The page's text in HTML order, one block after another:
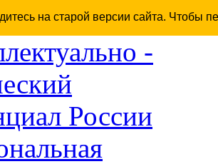
на старой версии сайта. Чтобы
-
России